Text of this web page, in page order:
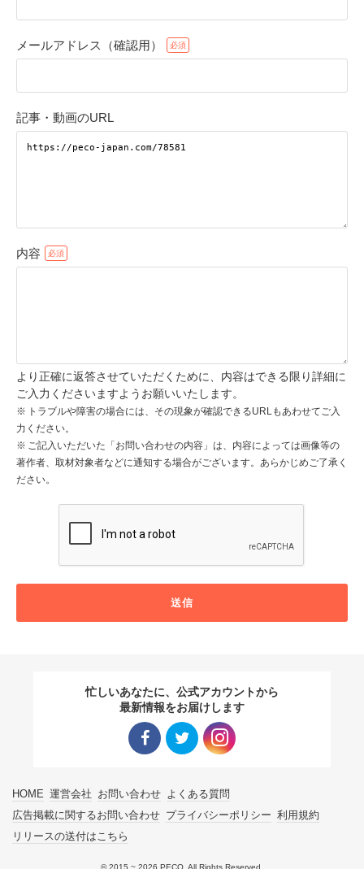
メールアドレス（確認用）
記事・動画のURL
内容
より正確に返答させていただくために、内容はできる限り詳細に
ご入力くださいますようお願いいたします。
トラブルや障害の場合には、その現象が確認できるURLもあわせてご入
力ください。
ご記入いただいた「お問い合わせの内容」は、内容によっては画像等の
著作者、取材対象者などに通知する場合がございます。あらかじめご了承く
ださい。
送信
忙しいあなたに、公式アカウントから
最新情報をお届けします
HOME 運営会社 お問い合わせ よくある質問
広告掲載に関するお問い合わせ プライバシーポリシー 利用規約
リリースの送付はこちら
© 2015 ~ 2026 PECO. All Rights Reserved.
アプリで開く